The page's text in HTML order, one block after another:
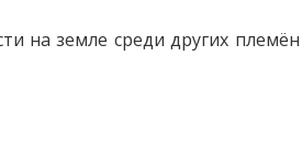
на земле среди других